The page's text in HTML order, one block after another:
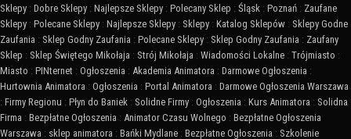
Sklepy : Dobre Sklepy : Najlepsze Sklepy : Polecany Sklep : Śląsk : Poznań : Zaufane
Sklepy : Polecane Sklepy : Najlepsze Sklepy : Sklepy : Katalog Sklepów : Sklepy Godne
Zaufania : Sklep Godny Zaufania : Polecane Sklepy : Sklep Godny Zaufania : Zaufany
Sklep : Sklep Świętego Mikołaja : Strój Mikołaja : Wiadomości Lokalne : Trójmiasto :
Miasto : PINternet : Ogłoszenia : Akademia Animatora : Darmowe Ogłoszenia :
Hurtownia Animatora : Ogłoszenia : Portal Animatora : Darmowe Ogłoszenia Warszawa
: Firmy Regionu : Płyn do Baniek : Solidne Firmy : Ogłoszenia : Kurs Animatora : Solidna
Firma : Bezpłatne Ogłoszenia : Animator Czasu Wolnego : Bezpłatne Ogłoszenia
Warszawa : sklep animatora : Bańki Mydlane : Bezpłatne Ogłoszenia : Szkolenie